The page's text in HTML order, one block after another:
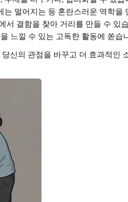
멀어지는 등 혼란스러운 역학을
서 결함을 찾아 거리를 만들 수 있
느낄 수 있는 고독한 활동에 쏟습
신의 관점을 바꾸고 더 효과적인